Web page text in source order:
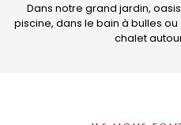
Dans notre grand jardin,
piscine, dans le bain à bulles
chalet